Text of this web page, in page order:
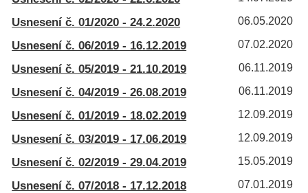
06.05.2020
Usnesení č. 01/2020 - 24.2.2020
07.02.2020
Usnesení č. 06/2019 - 16.12.2019
06.11.2019
Usnesení č. 05/2019 - 21.10.2019
06.11.2019
Usnesení č. 04/2019 - 26.08.2019
12.09.2019
Usnesení č. 01/2019 - 18.02.2019
12.09.2019
Usnesení č. 03/2019 - 17.06.2019
15.05.2019
Usnesení č. 02/2019 - 29.04.2019
07.01.2019
Usnesení č. 07/2018 - 17.12.2018